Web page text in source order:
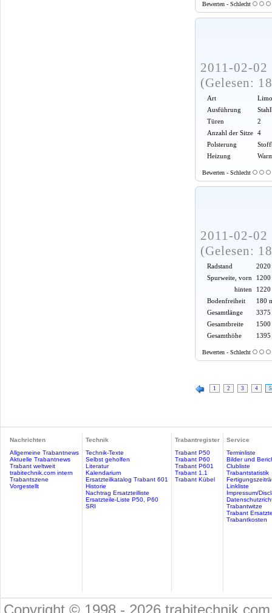
Bewerten - Schlecht
2011-02-
(Gelesen:
Art
Ausführung
Türen
2
Anzahl der Sitze 4
Polsterung
Heizung
Bewerten - Schlecht
2011-02-
(Gelesen:
Radstand
2020
Spurweite, vorn
hinten
Bodenfreiheit
180
Gesamtlänge
3375
Gesamtbreite
Gesamthöhe
Bewerten - Schlecht
1 2 3 4 5
Nachrichten
Allgemeine Trabantnews
Aktuelle Trabantnews
Trabant weltweit
trabitechnik.com intern
Trabantszene
Vorgestellt
Technik
Technik-Texte
Selbst geholfen
Literatur
Kalendarium
Ersatzteilkatalog Trabant 601
Historie
Nachtrag Ersatzteilliste
Ersatzteile-Liste P50, P60
SRI
Trabantregister
Trabant P50
Trabant P60
Trabant P601
Trabant 1.1
Trabant Kübel
Service
Terminliste
Bilder und
Clubliste
Trabantstatistik
Linkliste
Impressum/
Trabantwitze
Trabant
Trabantkosten
Copyright © 1998 - 2026